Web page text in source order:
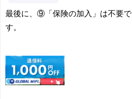
最後に、⑨ 「保険の加入」は不要
す。